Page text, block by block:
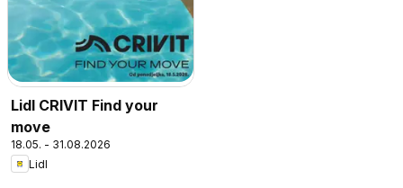
Lidl CRIVIT Find your
move
18.05. - 31.08.2026
Lidl